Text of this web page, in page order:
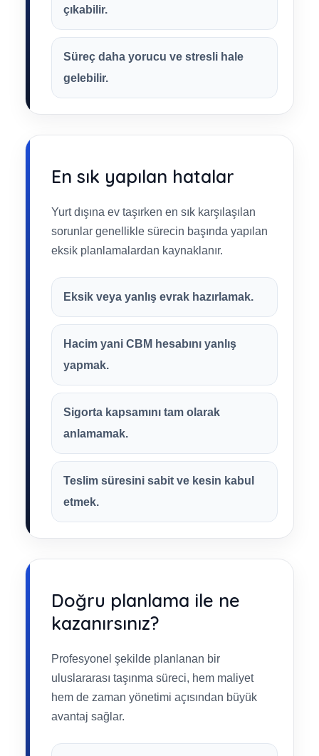
çıkabilir.
Süreç daha yorucu ve stresli hale
gelebilir.
En sık yapılan hatalar
Yurt dışına ev taşırken en sık karşılaşılan
sorunlar genellikle sürecin başında yapılan
eksik planlamalardan kaynaklanır.
Eksik veya yanlış evrak hazırlamak.
Hacim yani CBM hesabını yanlış
yapmak.
Sigorta kapsamını tam olarak
anlamamak.
Teslim süresini sabit ve kesin kabul
etmek.
Doğru planlama ile ne
kazanırsınız?
Profesyonel şekilde planlanan bir
uluslararası taşınma süreci, hem maliyet
hem de zaman yönetimi açısından büyük
avantaj sağlar.